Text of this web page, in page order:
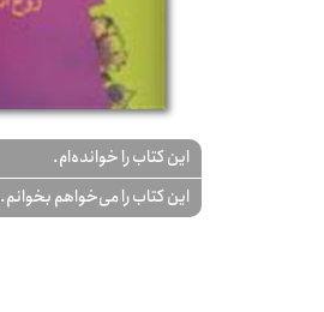
این کتاب را خوانده‌ام.
این کتاب را می‌خواهم بخوانم.